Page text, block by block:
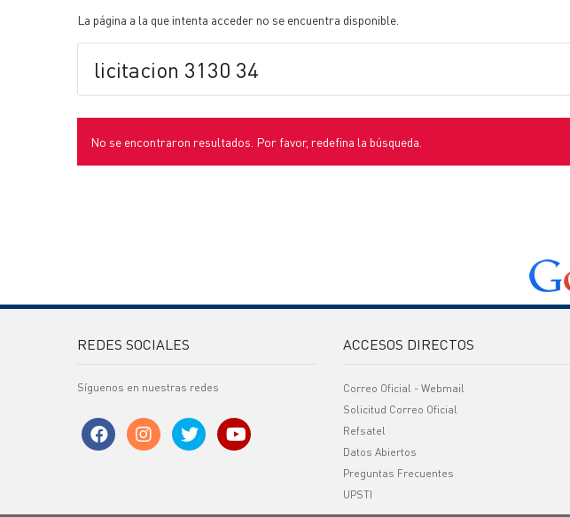
La página a la que intenta acceder no se encuentra disponible.
No se encontraron resultados. Por favor, redefina la búsqueda.
REDES SOCIALES
Síguenos en nuestras redes
ACCESOS DIRECTOS
Correo Oficial - Webmail
Solicitud Correo Oficial
Refsatel
Datos Abiertos
Preguntas Frecuentes
UPSTI